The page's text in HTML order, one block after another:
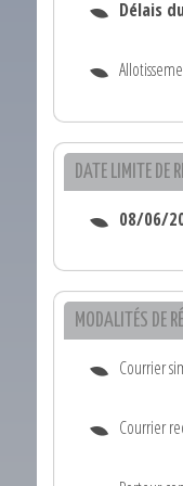
Délais
DATE LIMITE DE
08/06/
MODALITÉS DE
Courrier
Courrier